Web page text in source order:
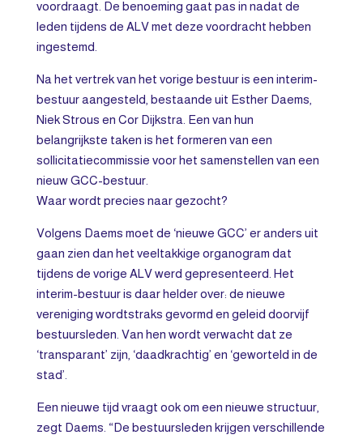
voordraagt. De benoeming gaat pas in nadat de
leden tijdens de ALV met deze voordracht hebben
ingestemd.
Na het vertrek van het vorige bestuur is een interim-
bestuur aangesteld, bestaande uit Esther Daems,
Niek Strous en Cor Dijkstra. Een van hun
belangrijkste taken is het formeren van een
sollicitatiecommissie voor het samenstellen van een
nieuw GCC-bestuur.
Waar wordt precies naar gezocht?
Volgens Daems moet de ‘nieuwe GCC’ er anders uit
gaan zien dan het veeltakkige organogram dat
tijdens de vorige ALV werd gepresenteerd. Het
interim-bestuur is daar helder over: de nieuwe
vereniging wordtstraks gevormd en geleid doorvijf
bestuursleden. Van hen wordt verwacht dat ze
‘transparant’ zijn, ‘daadkrachtig’ en ‘geworteld in de
stad’.
Een nieuwe tijd vraagt ook om een nieuwe structuur,
zegt Daems. “De bestuursleden krijgen verschillende